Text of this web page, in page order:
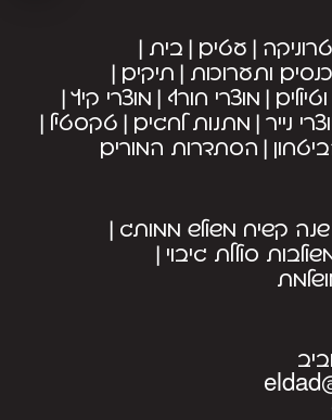
עטים בית
כנסים ותערוכות תיקים
מוצרי חורף מוצרי קיץ
נייר מתנות לחגים טקסטיל
הסתדרות המורים
שנה קשיח משולש ממותג
סוללת גיבוי